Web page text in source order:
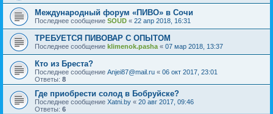
Международный форум «ПИВО» в Сочи
Последнее сообщение SOUD « 22 апр 2018, 16:31
ТРЕБУЕТСЯ ПИВОВАР С ОПЫТОМ
Последнее сообщение klimenok.pasha « 07 мар 2018, 13:37
Кто из Бреста?
Последнее сообщение Anjei87@mail.ru « 06 окт 2017, 23:01
Ответы: 8
Где приобрести солод в Бобруйске?
Последнее сообщение Xatni.by « 20 авг 2017, 09:46
Ответы: 6